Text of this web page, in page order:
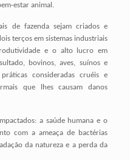
estar animal.
de fazenda sejam criados e
terços em sistemas industriais
e o alto lucro em
bovinos, aves, suínos e
consideradas cruéis e
que lhes causam danos
a saúde humana e o
com a ameaça de bactérias
da natureza e a perda da